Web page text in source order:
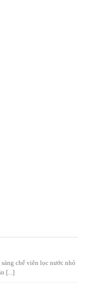
chế viên lọc nước nhỏ
[...]